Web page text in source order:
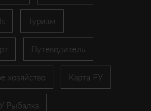
Туризм
Путеводитель
хозяйство Карта РУ
Рыбалка